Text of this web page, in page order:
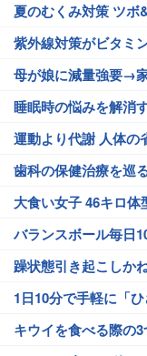
夏のむくみ対策 ツボ
紫外線対策がビタミ
母が娘に減量強要→
睡眠時の悩みを解消
運動より代謝 人体の
歯科の保健治療を巡
大食い女子 46キロ体
バランスボール毎日
躁状態引き起こしか
1日10分で手軽に「ひ
キウイを食べる際の